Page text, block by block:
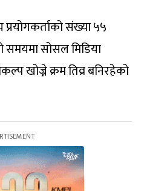
प्रयोगकर्ताको संख्या ५५
सोसल मिडिया
खोज्ने क्रम तिव्र बनिरहेको